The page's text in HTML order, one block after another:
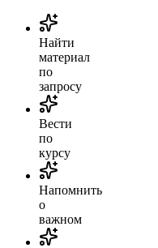
Найти
материал
по
запросу
Вести
по
курсу
Напомнить
о
важном